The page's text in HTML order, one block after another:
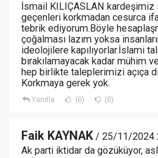
İsmail KILIÇASLAN
geçenleri korkmadan cesurca
tebrik ediyorum.Böyle
çoğalması lazım yoksa
ideolojilere kapılıyorlar.İslami
bırakılamayacak kadar mühim
hep birlikte taleplerimizi açıça
Korkmaya gerek yok.
Yanıtla (0) (0)
Faik KAYNAK/ 25/11/2024
Ak parti iktidar da gözüküyor,